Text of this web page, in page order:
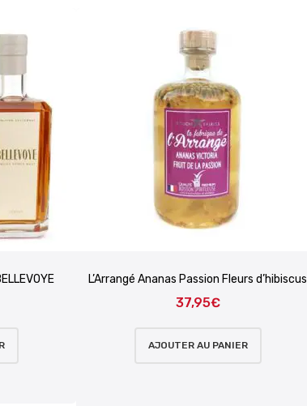
L’Arrangé Ananas Passion Fleurs d’hibiscus
37,95€
AJOUTER AU PANIER